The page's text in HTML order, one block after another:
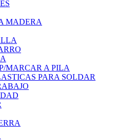
MADERA
MARCAR A PILA
PARA SOLDAR